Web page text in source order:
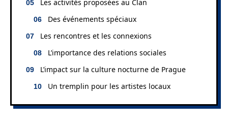
Les activités proposées au Clan
Des événements spéciaux
Les rencontres et les connexions
L’importance des relations sociales
L’impact sur la culture nocturne de Prague
Un tremplin pour les artistes locaux